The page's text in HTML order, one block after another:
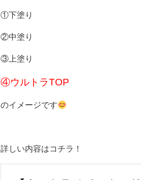
①下塗り
②中塗り
③上塗り
④ウルトラTOP
のイメージです
詳しい内容はコチラ！